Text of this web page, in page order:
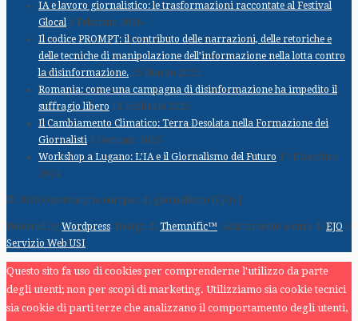
IA e lavoro giornalistico: le trasformazioni raccontate al Festival
Glocal 9 Febbraio 2026
Il codice PROMPT: il contributo delle narrazioni, delle retoriche e
delle tecniche di manipolazione dell’informazione nella lotta contro
la disinformazione. 25 Marzo 2025
Romania: come una campagna di disinformazione ha impedito il
suffragio libero 11 Febbraio 2025
Il Cambiamento Climatico: Terra Desolata nella Formazione dei
Giornalisti 9 Gennaio 2025
Workshop a Lugano: L’IA e il Giornalismo del Futuro 17 Dicembre
2024
© 2026 Osservatorio europeo di giornalismo (EJO) |
Powered by Wordpress. Design di Themnific™. Adattamento a cura di EJO e
Servizio Web USI
Questo sito fa uso di cookies per comprenderne l'utilizzo da parte
degli utenti; non per scopi di marketing. Utilizziamo sia cookie tecnici
sia cookie di parti terze che analizzano il comportamento degli utenti,